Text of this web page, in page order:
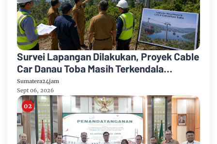
Survei Lapangan Dilakukan, Proyek Cable
Car Danau Toba Masih Terkendala
Pembebasan BPHTB di Sebagian Lahan
Sumatera24jam
Sept 06, 2026